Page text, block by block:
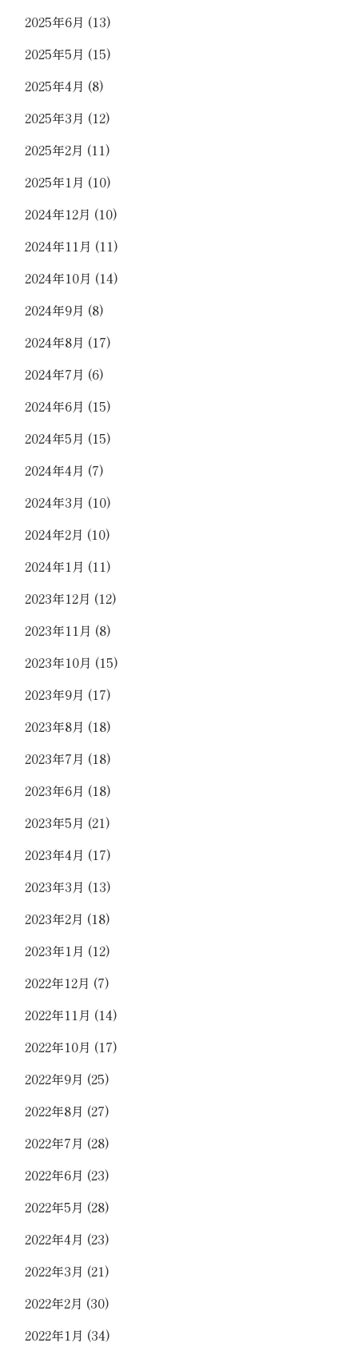
2025年6月 (13)
2025年5月 (15)
2025年4月 (8)
2025年3月 (12)
2025年2月 (11)
2025年1月 (10)
2024年12月 (10)
2024年11月 (11)
2024年10月 (14)
2024年9月 (8)
2024年8月 (17)
2024年7月 (6)
2024年6月 (15)
2024年5月 (15)
2024年4月 (7)
2024年3月 (10)
2024年2月 (10)
2024年1月 (11)
2023年12月 (12)
2023年11月 (8)
2023年10月 (15)
2023年9月 (17)
2023年8月 (18)
2023年7月 (18)
2023年6月 (18)
2023年5月 (21)
2023年4月 (17)
2023年3月 (13)
2023年2月 (18)
2023年1月 (12)
2022年12月 (7)
2022年11月 (14)
2022年10月 (17)
2022年9月 (25)
2022年8月 (27)
2022年7月 (28)
2022年6月 (23)
2022年5月 (28)
2022年4月 (23)
2022年3月 (21)
2022年2月 (30)
2022年1月 (34)